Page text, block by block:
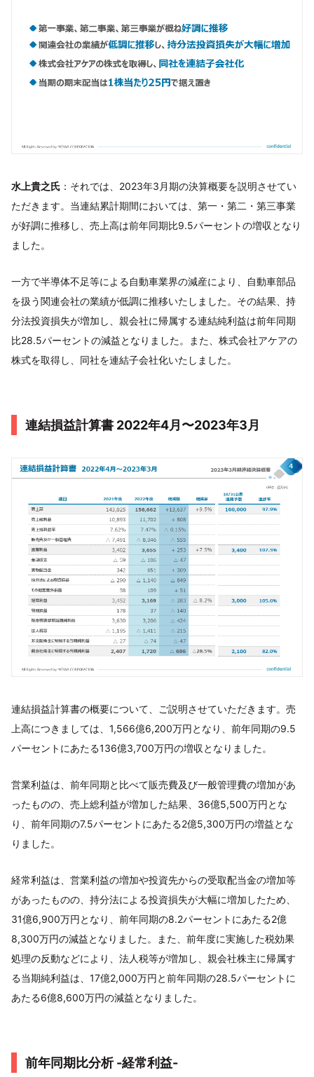
水上貴之氏 ：それでは、2023年3月期の決算概要を説明させてい
ただきます。当連結累計期間においては、第一・第二・第三事業
が好調に推移し、売上高は前年同期比9.5パーセントの増収となり
ました。
一方で半導体不足等による自動車業界の減産により、自動車部品
を扱う関連会社の業績が低調に推移いたしました。その結果、持
分法投資損失が増加し、親会社に帰属する連結純利益は前年同期
比28.5パーセントの減益となりました。また、株式会社アケアの
株式を取得し、同社を連結子会社化いたしました。
連結損益計算書 2022年4月〜2023年3月
連結損益計算書の概要について、ご説明させていただきます。売
上高につきましては、1,566億6,200万円となり、前年同期の9.5
パーセントにあたる136億3,700万円の増収となりました。
営業利益は、前年同期と比べて販売費及び一般管理費の増加があ
ったものの、売上総利益が増加した結果、36億5,500万円とな
り、前年同期の7.5パーセントにあたる2億5,300万円の増益とな
りました。
経常利益は、営業利益の増加や投資先からの受取配当金の増加等
があったものの、持分法による投資損失が大幅に増加したため、
31億6,900万円となり、前年同期の8.2パーセントにあたる2億
8,300万円の減益となりました。また、前年度に実施した税効果
処理の反動などにより、法人税等が増加し、親会社株主に帰属す
る当期純利益は、17億2,000万円と前年同期の28.5パーセントに
あたる6億8,600万円の減益となりました。
前年同期比分析 -経常利益-